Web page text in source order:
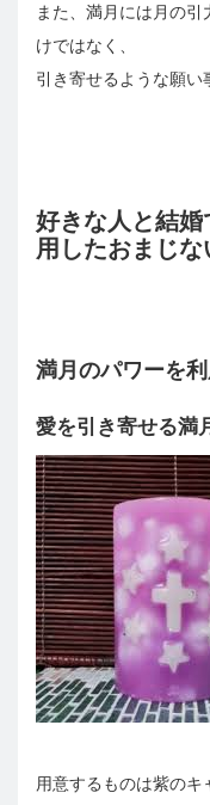
また、満月には月の
けではなく、
引き寄せるような願い
好きな人と結
用したおまじな
満月のパワーを
愛を引き寄せる満
用意するものは紫のキ